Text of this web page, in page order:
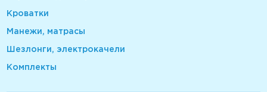
Кроватки
Манежи, матрасы
Шезлонги, электрокачели
Комплекты